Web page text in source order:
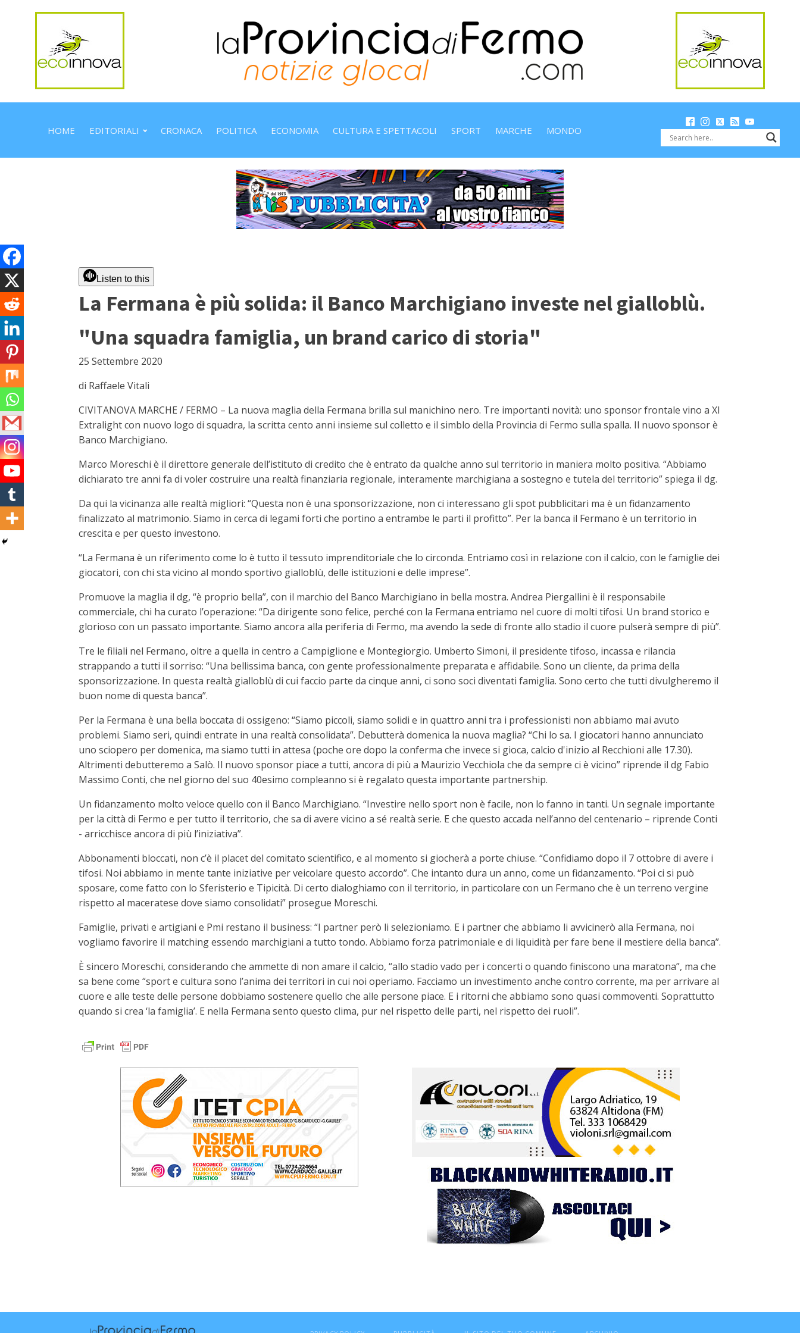
HOME EDITORIALI CRONACA POLITICA ECONOMIA CULTURA E SPETTACOLI SPORT MARCHE MONDO
Listen to this
La Fermana è più solida: il Banco Marchigiano investe nel gialloblù.
"Una squadra famiglia, un brand carico di storia"
25 Settembre 2020
di Raffaele Vitali
CIVITANOVA MARCHE / FERMO – La nuova maglia della Fermana brilla sul manichino nero. Tre importanti novità: uno sponsor frontale vino a Xl
Extralight con nuovo logo di squadra, la scritta cento anni insieme sul colletto e il simblo della Provincia di Fermo sulla spalla. Il nuovo sponsor è
Banco Marchigiano.
Marco Moreschi è il direttore generale dell’istituto di credito che è entrato da qualche anno sul territorio in maniera molto positiva. “Abbiamo
dichiarato tre anni fa di voler costruire una realtà finanziaria regionale, interamente marchigiana a sostegno e tutela del territorio” spiega il dg.
Da qui la vicinanza alle realtà migliori: “Questa non è una sponsorizzazione, non ci interessano gli spot pubblicitari ma è un fidanzamento
finalizzato al matrimonio. Siamo in cerca di legami forti che portino a entrambe le parti il profitto”. Per la banca il Fermano è un territorio in
crescita e per questo investono.
“La Fermana è un riferimento come lo è tutto il tessuto imprenditoriale che lo circonda. Entriamo così in relazione con il calcio, con le famiglie dei
giocatori, con chi sta vicino al mondo sportivo gialloblù, delle istituzioni e delle imprese”.
Promuove la maglia il dg, “è proprio bella”, con il marchio del Banco Marchigiano in bella mostra. Andrea Piergallini è il responsabile
commerciale, chi ha curato l’operazione: “Da dirigente sono felice, perché con la Fermana entriamo nel cuore di molti tifosi. Un brand storico e
glorioso con un passato importante. Siamo ancora alla periferia di Fermo, ma avendo la sede di fronte allo stadio il cuore pulserà sempre di più”.
Tre le filiali nel Fermano, oltre a quella in centro a Campiglione e Montegiorgio. Umberto Simoni, il presidente tifoso, incassa e rilancia
strappando a tutti il sorriso: “Una bellissima banca, con gente professionalmente preparata e affidabile. Sono un cliente, da prima della
sponsorizzazione. In questa realtà gialloblù di cui faccio parte da cinque anni, ci sono soci diventati famiglia. Sono certo che tutti divulgheremo il
buon nome di questa banca”.
Per la Fermana è una bella boccata di ossigeno: “Siamo piccoli, siamo solidi e in quattro anni tra i professionisti non abbiamo mai avuto
problemi. Siamo seri, quindi entrate in una realtà consolidata”. Debutterà domenica la nuova maglia? “Chi lo sa. I giocatori hanno annunciato
uno sciopero per domenica, ma siamo tutti in attesa (poche ore dopo la conferma che invece si gioca, calcio d'inizio al Recchioni alle 17.30).
Altrimenti debutteremo a Salò. Il nuovo sponsor piace a tutti, ancora di più a Maurizio Vecchiola che da sempre ci è vicino” riprende il dg Fabio
Massimo Conti, che nel giorno del suo 40esimo compleanno si è regalato questa importante partnership.
Un fidanzamento molto veloce quello con il Banco Marchigiano. “Investire nello sport non è facile, non lo fanno in tanti. Un segnale importante
per la città di Fermo e per tutto il territorio, che sa di avere vicino a sé realtà serie. E che questo accada nell’anno del centenario – riprende Conti
- arricchisce ancora di più l’iniziativa”.
Abbonamenti bloccati, non c’è il placet del comitato scientifico, e al momento si giocherà a porte chiuse. “Confidiamo dopo il 7 ottobre di avere i
tifosi. Noi abbiamo in mente tante iniziative per veicolare questo accordo”. Che intanto dura un anno, come un fidanzamento. “Poi ci si può
sposare, come fatto con lo Sferisterio e Tipicità. Di certo dialoghiamo con il territorio, in particolare con un Fermano che è un terreno vergine
rispetto al maceratese dove siamo consolidati” prosegue Moreschi.
Famiglie, privati e artigiani e Pmi restano il business: “I partner però li selezioniamo. E i partner che abbiamo li avvicinerò alla Fermana, noi
vogliamo favorire il matching essendo marchigiani a tutto tondo. Abbiamo forza patrimoniale e di liquidità per fare bene il mestiere della banca”.
È sincero Moreschi, considerando che ammette di non amare il calcio, “allo stadio vado per i concerti o quando finiscono una maratona”, ma che
sa bene come “sport e cultura sono l’anima dei territori in cui noi operiamo. Facciamo un investimento anche contro corrente, ma per arrivare al
cuore e alle teste delle persone dobbiamo sostenere quello che alle persone piace. E i ritorni che abbiamo sono quasi commoventi. Soprattutto
quando si crea ‘la famiglia’. E nella Fermana sento questo clima, pur nel rispetto delle parti, nel rispetto dei ruoli”.